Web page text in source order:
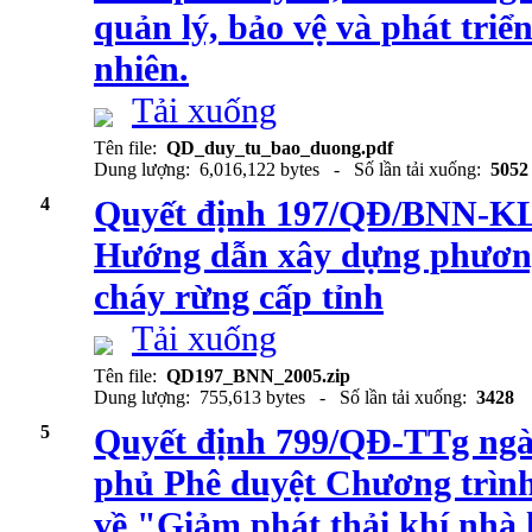
quản lý, bảo vệ và phát
nhiên.
Tải xuống
Tên file: QD_duy_tu_bao_duong.pdf
Dung lượng: 6,016,122 bytes - Số lần tải xuống: 5052
4
Quyết định 197/QĐ/BNN-
Hướng dẫn xây dựng
cháy rừng cấp tỉnh
Tải xuống
Tên file: QD197_BNN_2005.zip
Dung lượng: 755,613 bytes - Số lần tải xuống: 3428
5
Quyết định 799/QĐ-TTg
phủ Phê duyệt Chương